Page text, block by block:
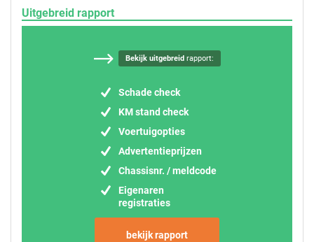
Uitgebreid rapport
Bekijk uitgebreid rapport:
Schade check
KM stand check
Voertuigopties
Advertentieprijzen
Chassisnr. / meldcode
Eigenaren
registraties
bekijk rapport